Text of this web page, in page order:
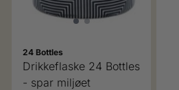
24 Bottles
Drikkeflaske 24 Bottles
- spar miljøet